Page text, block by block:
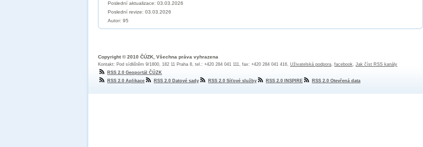
Poslední aktualizace: 03.03.2026
Poslední revize: 03.03.2026
Autor: 95
Copyright © 2010 ČÚZK, Všechna práva vyhrazena
Kontakt: Pod sídlištěm 9/1800, 182 11 Praha 8, tel.: +420 284 041 111, fax: +420 284 041 416, Uživatelská podpora, facebook, Jak číst RSS kanály
RSS 2.0 Geoportál ČÚZK
RSS 2.0 Aplikace
RSS 2.0 Datové sady RSS 2.0 Síťové služby RSS 2.0 INSPIRE RSS 2.0 Otevřená data